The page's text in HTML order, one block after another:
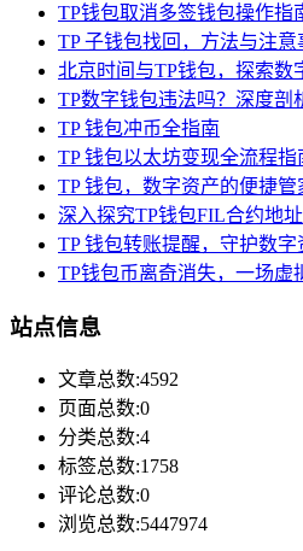
TP钱包取消多签钱包操作指
TP 子钱包找回，方法与注意
北京时间与TP钱包，探索数
TP数字钱包违法吗？深度剖
TP 钱包冲币全指南
TP 钱包以太坊变现全流程指
TP 钱包，数字资产的便捷管
深入探究TP钱包FIL合约地址
TP 钱包转账提醒，守护数
TP钱包币离奇消失，一场虚
站点信息
文章总数:4592
页面总数:0
分类总数:4
标签总数:1758
评论总数:0
浏览总数:5447974